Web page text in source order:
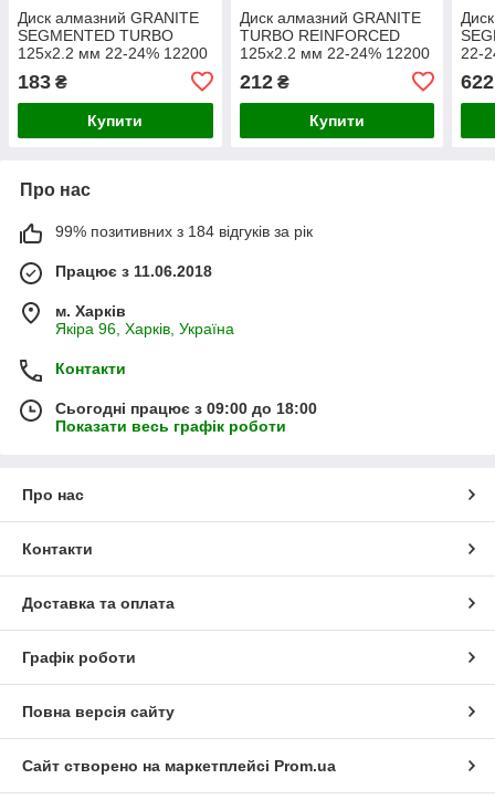
Диск алмазний GRANITE
SEGMENTED TURBO
125х2.2 мм 22-24% 12200
183 ₴
Купити
Диск алмазний GRANITE
TURBO REINFORCED
125х2.2 мм 22-24% 12200
212₴
Купити
22-
622
Про нас
99% позитивних з 184 відгуків за рік
Працює з 11.06.2018
м. Харків
Якіра 96, Харків, Україна
Контакти
Сьогодні працює з 09:00 до 18:00
Показати весь графік роботи
Про нас
Контакти
Доставка та оплата
Графік роботи
Повна версія сайту
Сайт створено на маркетплейсі Prom.ua